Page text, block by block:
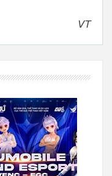
VT